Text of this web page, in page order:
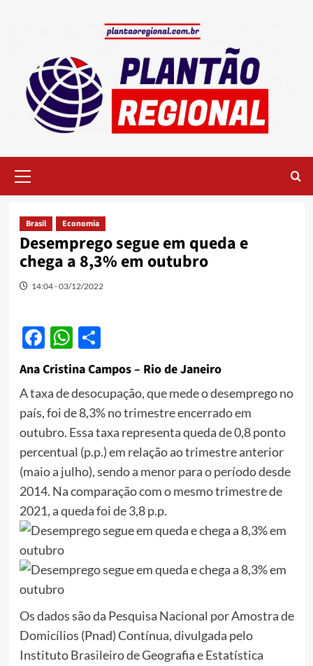
Menu
Brasil Economia
Desemprego segue em queda e
chega a 8,3% em outubro
14:04 - 03/12/2022
Facebook
WhatsApp
Share
Ana Cristina Campos – Rio de Janeiro
A taxa de desocupação, que mede o desemprego no
país, foi de 8,3% no trimestre encerrado em
outubro. Essa taxa representa queda de 0,8 ponto
percentual (p.p.) em relação ao trimestre anterior
(maio a julho), sendo a menor para o período desde
2014. Na comparação com o mesmo trimestre de
2021, a queda foi de 3,8 p.p.
Os dados são da Pesquisa Nacional por Amostra de
Domicílios (Pnad) Contínua, divulgada pelo
Instituto Brasileiro de Geografia e Estatística